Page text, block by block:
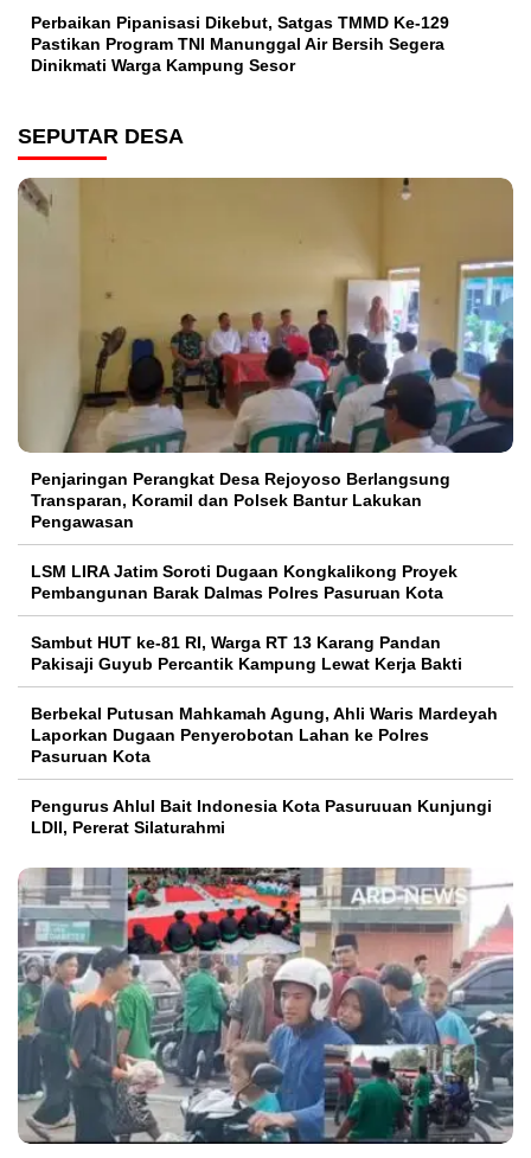
Perbaikan Pipanisasi Dikebut, Satgas TMMD Ke-129
Pastikan Program TNI Manunggal Air Bersih Segera
Dinikmati Warga Kampung Sesor
SEPUTAR DESA
Penjaringan Perangkat Desa Rejoyoso Berlangsung
Transparan, Koramil dan Polsek Bantur Lakukan
Pengawasan
LSM LIRA Jatim Soroti Dugaan Kongkalikong Proyek
Pembangunan Barak Dalmas Polres Pasuruan Kota
Sambut HUT ke-81 RI, Warga RT 13 Karang Pandan
Pakisaji Guyub Percantik Kampung Lewat Kerja Bakti
Berbekal Putusan Mahkamah Agung, Ahli Waris Mardeyah
Laporkan Dugaan Penyerobotan Lahan ke Polres
Pasuruan Kota
Pengurus Ahlul Bait Indonesia Kota Pasuruuan Kunjungi
LDII, Pererat Silaturahmi